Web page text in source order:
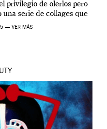
privilegio de olerlos pero
serie de collages que
opuestos: lo […]
— VER MÁS